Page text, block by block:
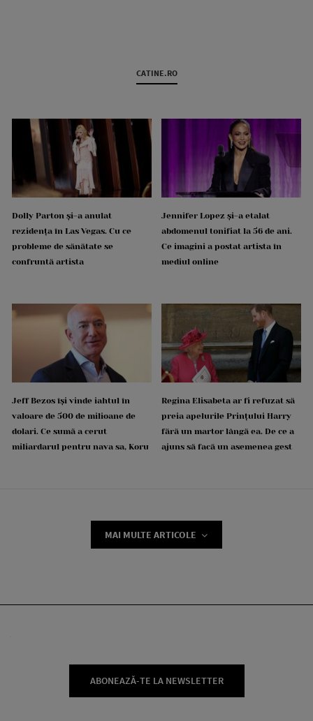
CATINE.RO
Dolly Parton și-a anulat
rezidența în Las Vegas. Cu ce
probleme de sănătate se
confruntă artista
Jennifer Lopez și-a etalat
abdomenul tonifiat la 56 de ani.
Ce imagini a postat artista în
mediul online
Jeff Bezos își vinde iahtul în
valoare de 500 de milioane de
dolari. Ce sumă a cerut
miliardarul pentru nava sa, Koru
Regina Elisabeta ar fi refuzat să
preia apelurile Prințului Harry
fără un martor lângă ea. De ce a
ajuns să facă un asemenea gest
MAI MULTE ARTICOLE
ABONEAZĂ-TE LA NEWSLETTER